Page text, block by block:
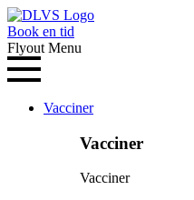
Book en tid
Flyout Menu
Vacciner
Vacciner
Vacciner